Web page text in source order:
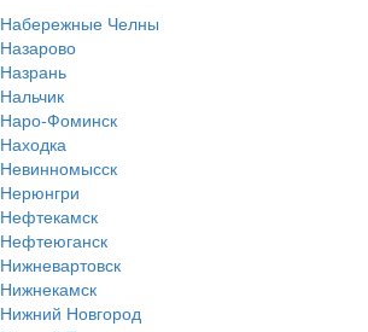
Набережные Челны
Назарово
Назрань
Нальчик
Наро-Фоминск
Находка
Невинномысск
Нерюнгри
Нефтекамск
Нефтеюганск
Нижневартовск
Нижнекамск
Нижний Новгород